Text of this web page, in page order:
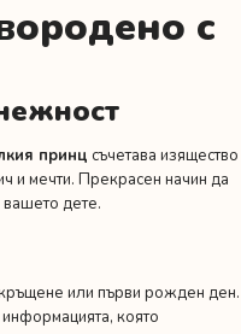
с
принц съчетава изящество
и мечти. Прекрасен начин да
вашето дете.
или първи рожден ден.
която